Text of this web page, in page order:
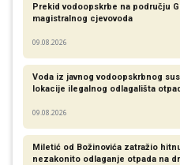
Prekid vodoopskrbe na području
magistralnog cjevovoda
09.08.2026
Voda iz javnog vodoopskrbnog
lokacije ilegalnog odlagališta
09.08.2026
Miletić od Božinovića zatražio
nezakonito odlaganje otpada na